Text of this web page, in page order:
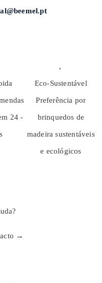
24 -
Eco-Sustentável
Preferência por
brinquedos de
madeira sustentáveis
e ecológicos
→